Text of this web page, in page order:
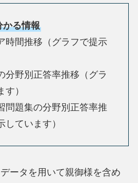
かる情報
時間推移（グラフで提示
分野別正答率推移（グラ
）
問題集の分野別正答率推
ています）
ータを用いて親御様を含め